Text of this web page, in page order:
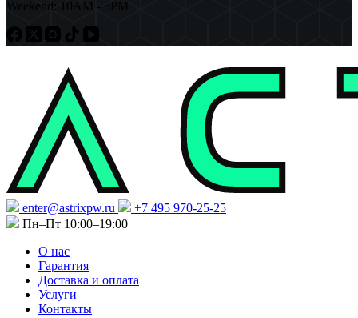
Weekend: 10AM - 5PM
enter@astrixpw.ru
+7 495 970-25-25
Пн–Пт 10:00–19:00
О нас
Гарантия
Доставка и оплата
Услуги
Контакты